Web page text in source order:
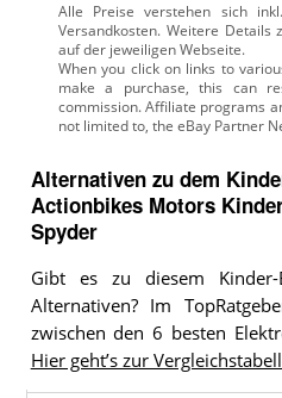
Alle Preise verstehen sich
Versandkosten. Weitere Details
auf der jeweiligen Webseite.
Alternativen zu dem
Actionbikes Motors
Spyder
Gibt es zu diesem Kinder-
Alternativen? Im
zwischen den 6 besten
Hier geht’s zur